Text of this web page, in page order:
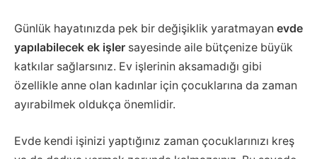
Günlük hayatınızda pek bir değişiklik yaratmayan evde
yapılabilecek ek işler sayesinde aile bütçenize büyük
katkılar sağlarsınız. Ev işlerinin aksamadığı gibi
özellikle anne olan kadınlar için çocuklarına da zaman
ayırabilmek oldukça önemlidir.
Evde kendi işinizi yaptığınız zaman çocuklarınızı kreş